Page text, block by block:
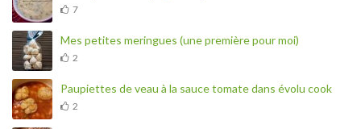
7
Mes petites meringues (une première pour moi)
2
Paupiettes de veau à la sauce tomate dans évolu cook
2